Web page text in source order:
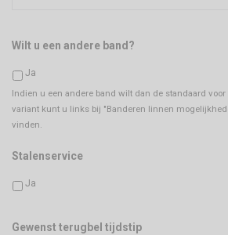
Wilt u een andere band?
Ja
Indien u een andere band wilt dan de standaard voor
variant kunt u links bij "Banderen linnen
vinden.
Stalenservice
Ja
Gewenst terugbel tijdstip